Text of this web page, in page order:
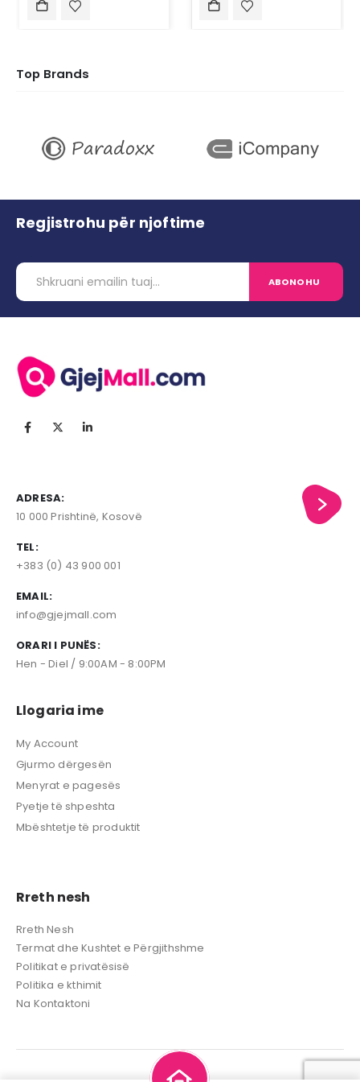
Top Brands
Regjistrohu për njoftime
ADRESA:
10 000 Prishtinë, Kosovë
TEL:
+383 (0) 43 900 001
EMAIL:
info@gjejmall.com
ORARI I PUNËS:
Hen - Diel / 9:00AM - 8:00PM
Llogaria ime
My Account
Gjurmo dërgesën
Menyrat e pagesës
Pyetje të shpeshta
Mbështetje të produktit
Rreth nesh
Rreth Nesh
Termat dhe Kushtet e Përgjithshme
Politikat e privatësisë
Politika e kthimit
Na Kontaktoni